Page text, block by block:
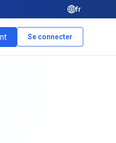
fr
Se connecter